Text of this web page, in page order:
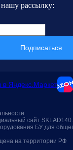
рассылку:
Подписаться
Яндекс.Маркет
сайт
БУ для
на территории РФ